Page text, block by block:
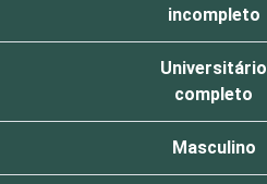
incompleto
Universitário
completo
Masculino